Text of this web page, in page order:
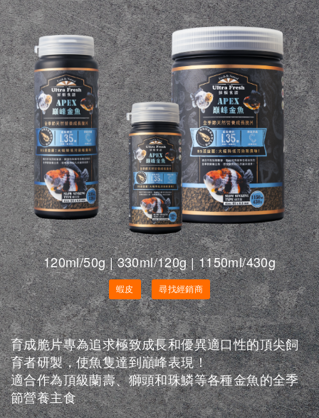
120ml/50g | 330ml/120g | 1150ml/430g
蝦皮 尋找經銷商
育成脆片專為追求極致成長和優異適口性的頂尖飼
育者研製，使魚隻達到巔峰表現！
適合作為頂級蘭壽、獅頭和珠鱗等各種金魚的全季
節營養主食